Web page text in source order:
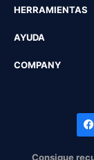
HERRAMIENTAS
AYUDA
COMPANY
Consigue